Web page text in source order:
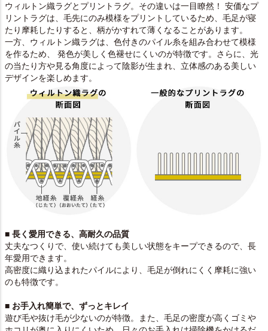
ウィルトン織ラグとプリントラグ。その違いは一目瞭然！ 安価なプ
リントラグは、毛先にのみ模様をプリントしているため、毛足が寝
たり摩耗したりすると、柄がかすれて薄くなることがあります。
一方、ウィルトン織ラグは、色付きのパイル糸を組み合わせて模様
を作るため、 発色が美しく色褪せにくいのが特徴です。さらに、光
の当たり方や見る角度によって陰影が生まれ、立体感のある美しい
デザインを楽しめます。
■ 長く愛用できる、高耐久の品質
丈夫なつくりで、使い続けても美しい状態をキープできるので、長
年愛用できます。
高密度に織り込まれたパイルにより、毛足が倒れにくく摩耗に強い
のも特徴です。
■ お手入れ簡単で、ずっとキレイ
遊び毛や抜け毛が少ないのが特徴。また、毛足の密度が高くゴミや